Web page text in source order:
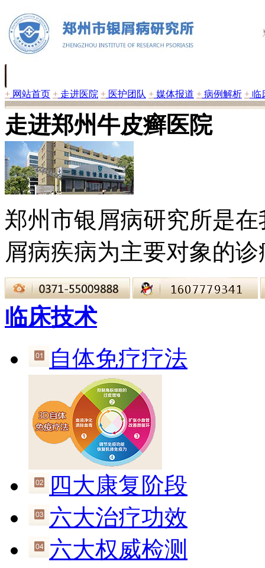
+ 网站首页 + 走进医院 + 医护团队 + 媒体报道 + 病例解析 + 临
走进郑州牛皮癣医院
郑州市银屑病研究所是
屑病疾病为主要对象的
临床技术
自体免疗疗法
四大康复阶段
六大治疗功效
六大权威检测